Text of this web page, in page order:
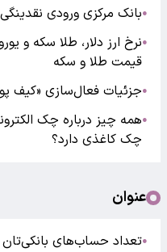
●بانک مرکزی ورودی
●
قیمت طلا و سکه
●جزئیات فعال‌سازی «کیف
●همه چیز درباره چک
چک کاغذی دارد؟
عنوان
●تعداد حساب‌های بانکی‌تان